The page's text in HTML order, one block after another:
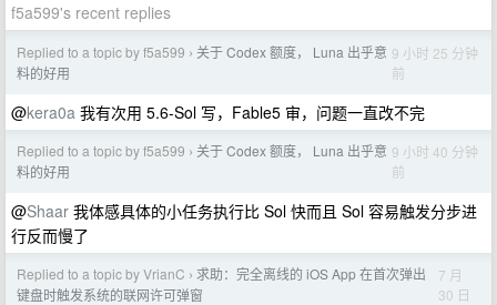
f5a599's recent replies
Replied to a topic by f5a599 › 关于 Codex 额度， Luna 出乎意
料的好用
9 小时 25 分钟
前
@kera0a 我有次用 5.6-Sol 写，Fable5 审，问题一直改不完
Replied to a topic by f5a599 › 关于 Codex 额度， Luna 出乎意
料的好用
9 小时 40 分钟
前
@Shaar 我体感具体的小任务执行比 Sol 快而且 Sol 容易触发分步进
行反而慢了
Replied to a topic by VrianC › 求助：完全离线的 iOS App 在首次弹出
键盘时触发系统的联网许可弹窗
7 月
30 日